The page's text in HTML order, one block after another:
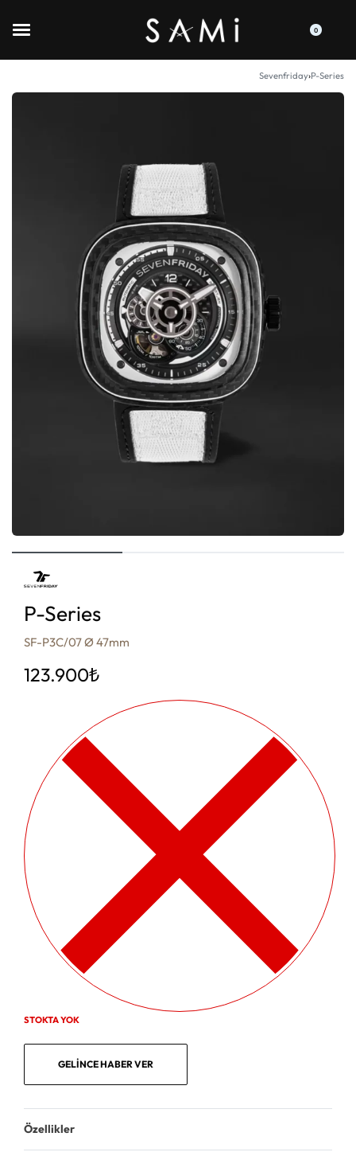
0
Sevenfriday›P-Series
P-Series
SF-P3C/07 Ø 47mm
123.900₺
STOKTA YOK
GELINCE HABER VER
Özellikler